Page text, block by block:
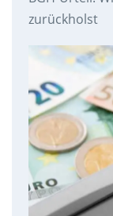
zurückholst